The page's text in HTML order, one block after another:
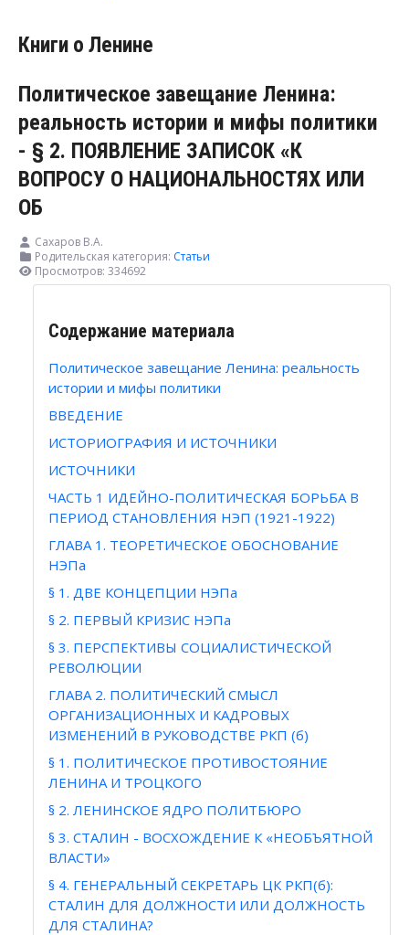
Книги о Ленине
Политическое завещание Ленина:
реальность истории и мифы политики
- § 2. ПОЯВЛЕНИЕ ЗАПИСОК «К
ВОПРОСУ О НАЦИОНАЛЬНОСТЯХ ИЛИ
ОБ
Сахаров В.А.
Родительская категория: Статьи
Просмотров: 334692
Содержание материала
Политическое завещание Ленина: реальность
истории и мифы политики
ВВЕДЕНИЕ
ИСТОРИОГРАФИЯ И ИСТОЧНИКИ
ИСТОЧНИКИ
ЧАСТЬ 1 ИДЕЙНО-ПОЛИТИЧЕСКАЯ БОРЬБА В
ПЕРИОД СТАНОВЛЕНИЯ НЭП (1921-1922)
ГЛАВА 1. ТЕОРЕТИЧЕСКОЕ ОБОСНОВАНИЕ
НЭПа
§ 1. ДВЕ КОНЦЕПЦИИ НЭПа
§ 2. ПЕРВЫЙ КРИЗИС НЭПа
§ 3. ПЕРСПЕКТИВЫ СОЦИАЛИСТИЧЕСКОЙ
РЕВОЛЮЦИИ
ГЛАВА 2. ПОЛИТИЧЕСКИЙ СМЫСЛ
ОРГАНИЗАЦИОННЫХ И КАДРОВЫХ
ИЗМЕНЕНИЙ В РУКОВОДСТВЕ РКП (б)
§ 1. ПОЛИТИЧЕСКОЕ ПРОТИВОСТОЯНИЕ
ЛЕНИНА И ТРОЦКОГО
§ 2. ЛЕНИНСКОЕ ЯДРО ПОЛИТБЮРО
§ 3. СТАЛИН - ВОСХОЖДЕНИЕ К «НЕОБЪЯТНОЙ
ВЛАСТИ»
§ 4. ГЕНЕРАЛЬНЫЙ СЕКРЕТАРЬ ЦК РКП(б):
СТАЛИН ДЛЯ ДОЛЖНОСТИ ИЛИ ДОЛЖНОСТЬ
ДЛЯ СТАЛИНА?